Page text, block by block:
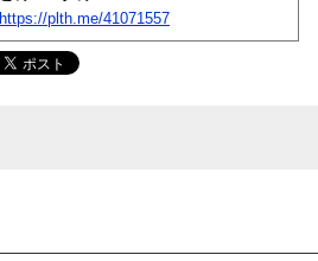
https://plth.me/41071557